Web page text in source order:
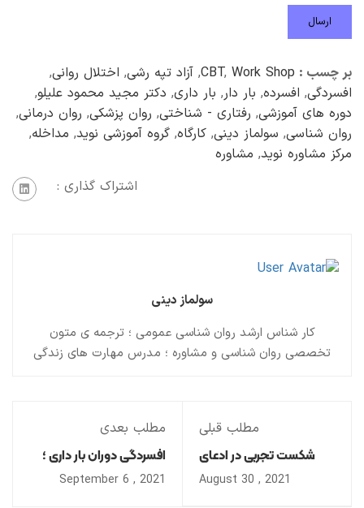
بر چسب : CBT, Work Shop
, آزاد تپه رشی, اختلال روانی,
افسردگی, افسرده, بار دار, بار داری, دکتر مجید محمود علیلو,
دوره های آموزشی, رفتاری - شناختی, روان پزشکی, روان درمانی,
روان شناسی, سولماز دینی, کارگاه, گروه آموزشی نوید, مداخله,
مرکز مشاوره نوید, مشاوره
اشتراک گذاری :
سولماز دینی
کار شناس ارشد روان شناسی عمومی ؛ ترجمه ی متون
تخصصی روان شناسی و مشاوره ؛ مدرس مهارت های زندگی
مطلب قبلی
شکست تجربی در ادعای
فقدان نظریه ی ذهن در
افراد دارای اختلال اوتیسم
2021 , August 30
مطلب بعدی
افسردگیِ دوران بار داری ؛
بخش دوم
2021 , September 6